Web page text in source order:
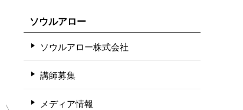
ソウルアロー
ソウルアロー株式会社
講師募集
メディア情報